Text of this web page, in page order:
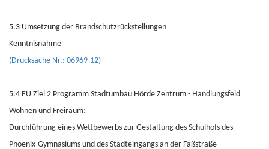
5.3 Umsetzung der Brandschutzrückstellungen
Kenntnisnahme
(Drucksache Nr.: 06969-12)
5.4 EU Ziel 2 Programm Stadtumbau Hörde Zentrum - Handlungsfeld
Wohnen und Freiraum:
Durchführung eines Wettbewerbs zur Gestaltung des Schulhofs des
Phoenix-Gymnasiums und des Stadteingangs an der Faßstraße